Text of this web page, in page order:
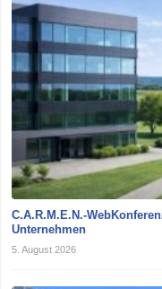
C.A.R.M.E.N.-
Unternehmen
5. August 2026